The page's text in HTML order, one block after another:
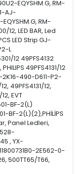
EQYSHM.G, RM-
AJ-
RM-
12, LED BAR, Led
LED Strip GJ-
L
12 49PFS4132
PHILIPS 49PFS4131/12
2K16-490-D611-P2-
49PFS4131/12,
EVT
BF-2(L)
BF-2(L)(2),PHİLİPS
Panel Ledleri,
, YX-
2E562-0-
500TT65/T66,